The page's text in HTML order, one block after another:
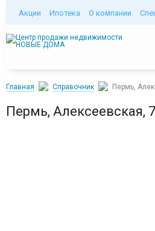
Акции Ипотека О компании
Главная Справочник Пермь,
Пермь, Алексеевская,